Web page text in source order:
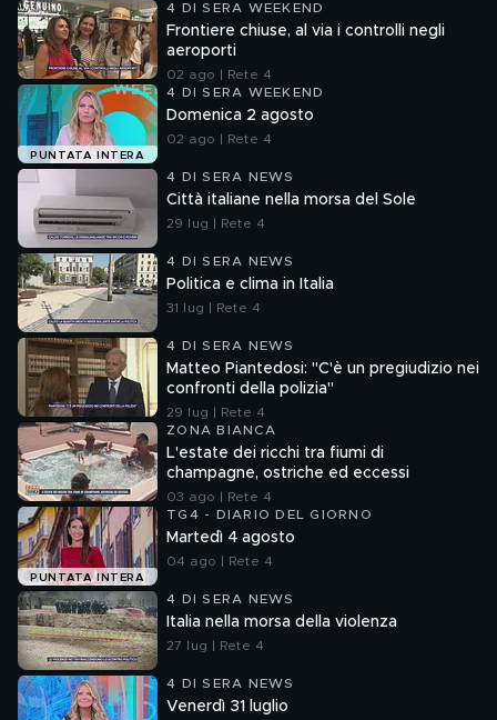
4 DI SERA WEEKEND
Frontiere chiuse, al via i controlli negli
aeroporti
02 ago | Rete 4
PUNTATA INTERA
4 DI SERA WEEKEND
Domenica 2 agosto
02 ago | Rete 4
4 DI SERA NEWS
Città italiane nella morsa del Sole
29 lug | Rete 4
4 DI SERA NEWS
Politica e clima in Italia
31 lug | Rete 4
4 DI SERA NEWS
Matteo Piantedosi: "C'è un pregiudizio nei
confronti della polizia"
29 lug | Rete 4
ZONA BIANCA
L'estate dei ricchi tra fiumi di
champagne, ostriche ed eccessi
03 ago | Rete 4
PUNTATA INTERA
TG4 - DIARIO DEL GIORNO
Martedì 4 agosto
04 ago | Rete 4
4 DI SERA NEWS
Italia nella morsa della violenza
27 lug | Rete 4
4 DI SERA NEWS
Venerdì 31 luglio